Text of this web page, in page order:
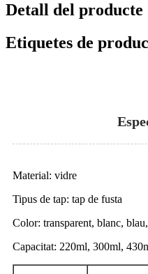
Detall del producte
Etiquetes de
Material: vidre
Tipus de tap: tap de fusta
Color: transparent, blanc,
Capacitat: 220ml, 300ml,